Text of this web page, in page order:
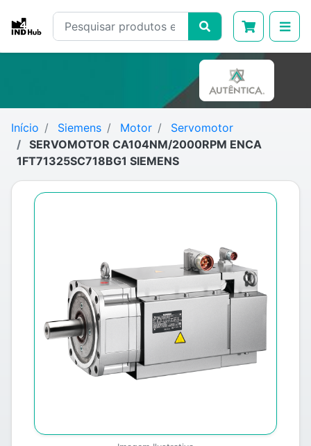
Início Siemens Motor
Servomotor
SERVOMOTOR CA104NM/2000RPM ENCA
1FT71325SC718BG1 SIEMENS